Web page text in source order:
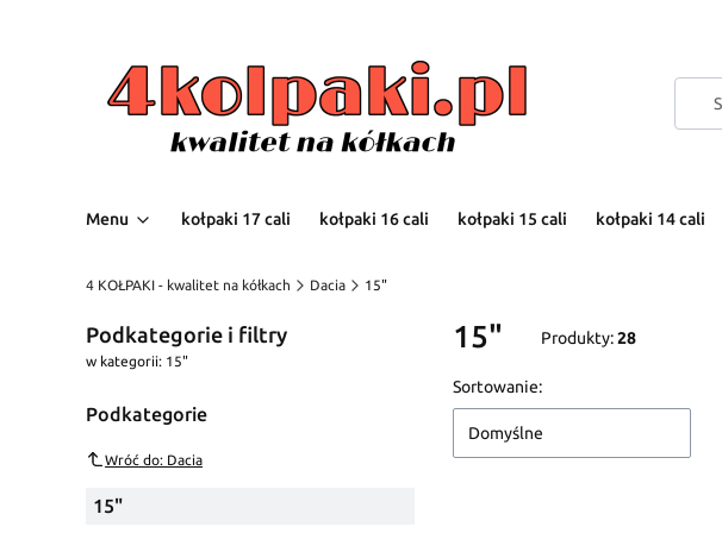
Menu kołpaki 17 cali kołpaki 16 cali kołpaki 15 cali kołpaki 14 cali
4 KOŁPAKI - kwalitet na kółkach Dacia 15"
Podkategorie i filtry
w kategorii: 15"
Podkategorie
Wróć do: Dacia
15"
15" Produkty:28
Lista produktów
Sortowanie:
Domyślne